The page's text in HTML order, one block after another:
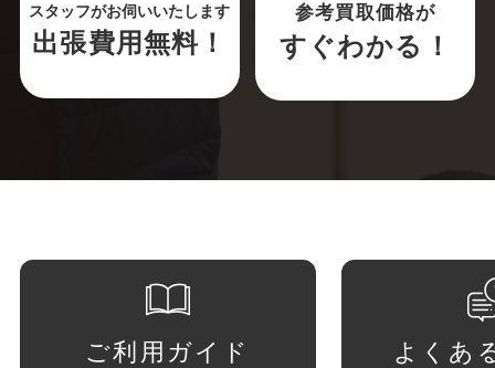
スタッフがお伺いいたします
出張費用無料！
参考買取価格が
すぐわかる！
ご利用ガイド よくあ